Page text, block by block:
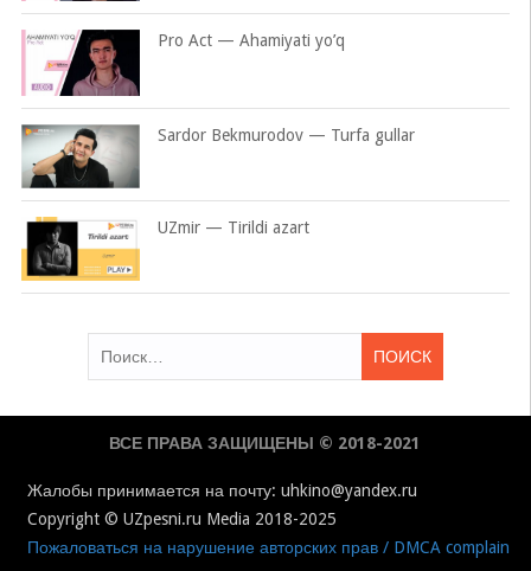
Pro Act — Ahamiyati yo’q
Sardor Bekmurodov — Turfa gullar
UZmir — Tirildi azart
ВСЕ ПРАВА ЗАЩИЩЕНЫ © 2018-2021
Жалобы принимается на почту: uhkino@yandex.ru
Copyright © UZpesni.ru Media 2018-2025
Пожаловаться на нарушение авторских прав / DMCA complain